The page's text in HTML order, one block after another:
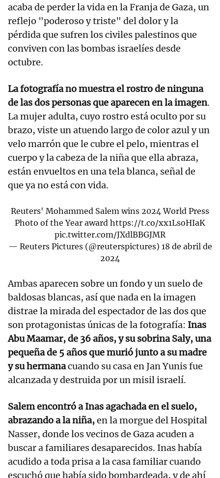
acaba de perder la vida en la Franja de Gaza, un
reflejo "poderoso y triste" del dolor y la
pérdida que sufren los civiles palestinos que
conviven con las bombas israelíes desde
octubre.
La fotografía no muestra el rostro de ninguna
de las dos personas que aparecen en la imagen.
La mujer adulta, cuyo rostro está oculto por su
brazo, viste un atuendo largo de color azul y un
velo marrón que le cubre el pelo, mientras el
cuerpo y la cabeza de la niña que ella abraza,
están envueltos en una tela blanca, señal de
que ya no está con vida.
Reuters' Mohammed Salem wins 2024 World Press
Photo of the Year award https://t.co/xx1LsoHIaK
pic.twitter.com/JXdlBBGJMR
— Reuters Pictures (@reuterspictures) 18 de abril de
2024
Ambas aparecen sobre un fondo y un suelo de
baldosas blancas, así que nada en la imagen
distrae la mirada del espectador de las dos que
son protagonistas únicas de la fotografía: Inas
Abu Maamar, de 36 años, y su sobrina Saly, una
pequeña de 5 años que murió junto a su madre
y su hermanacuando su casa en Jan Yunis fue
alcanzada y destruida por un misil israelí.
Salem encontró a Inas agachada en el suelo,
abrazando a la niña,en la morgue del Hospital
Nasser, donde los vecinos de Gaza acuden a
buscar a familiares desaparecidos. Inas había
acudido a toda prisa a la casa familiar cuando
escuchó que había sido bombardeada, y de ahí